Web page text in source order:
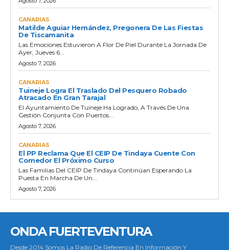
CANARIAS
Matilde Aguiar Hernández, Pregonera De Las Fiestas
De Tiscamanita
Las Emociones Estuvieron A Flor De Piel Durante La Jornada De
Ayer, Jueves 6...
Agosto 7, 2026
CANARIAS
Tuineje Logra El Traslado Del Pesquero Robado
Atracado En Gran Tarajal
El Ayuntamiento De Tuineje Ha Logrado, A Través De Una
Gestión Conjunta Con Puertos...
Agosto 7, 2026
CANARIAS
El PP Reclama Que El CEIP De Tindaya Cuente Con
Comedor El Próximo Curso
Las Familias Del CEIP De Tindaya Continúan Esperando La
Puesta En Marcha De Un...
Agosto 7, 2026
ONDA FUERTEVENTURA
Desde 2014 Somos La Radio De Referencia En Información Y